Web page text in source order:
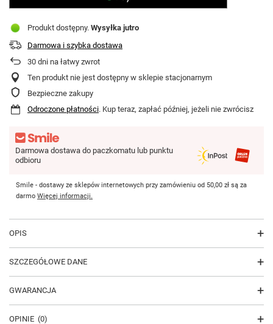
Produkt dostępny Wysyłka jutro
Darmowa i szybka dostawa
30 dni na łatwy zwrot
Ten produkt nie jest dostępny w sklepie stacjonarnym
Bezpieczne zakupy
Odroczone płatności. Kup teraz, zapłać później, jeżeli nie zwrócisz
Darmowa dostawa do paczkomatu lub punktu
odbioru
Smile - dostawy ze sklepów internetowych przy zamówieniu od 50,00 zł są za
darmo Więcej informacji.
OPIS
SZCZEGÓŁOWE DANE
GWARANCJA
OPINIE (0)